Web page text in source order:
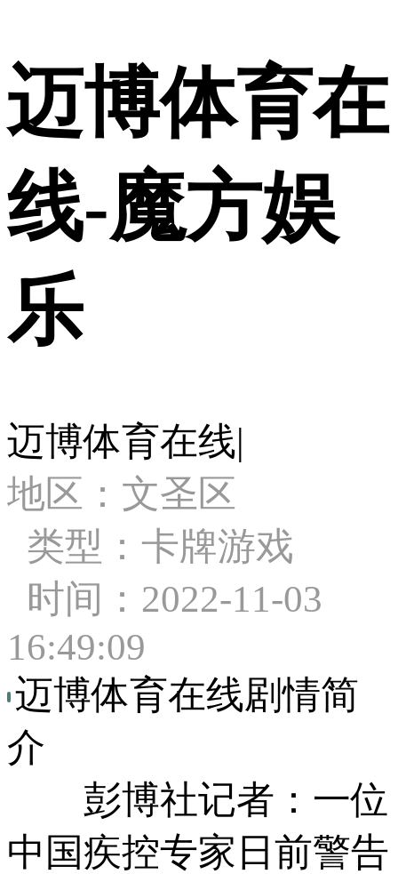
迈博体育在
线-魔方娱
乐
迈博体育在线|
地区：文圣区
类型：卡牌游戏
时间：2022-11-03
16:49:09
迈博体育在线剧情简
介
彭博社记者：一位
中国疾控专家日前警告